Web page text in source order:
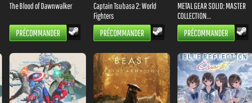
The Blood of Dawnwalker
PRÉCOMMANDER
Captain Tsubasa 2: World
Fighters
PRÉCOMMANDER
METAL GEAR SOLID: MASTER
COLLECTION...
PRÉCOMMANDER